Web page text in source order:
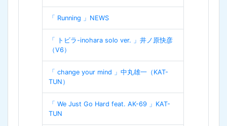
「 Running 」NEWS
「 トビラ-inohara solo ver. 」井ノ原快彦
（V6）
「 change your mind 」中丸雄一（KAT-
TUN）
「 We Just Go Hard feat. AK-69 」KAT-
TUN